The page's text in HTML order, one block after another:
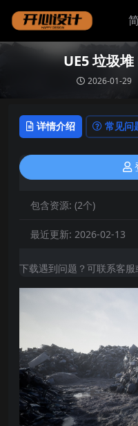
UE5 垃圾
2026-01-29
详情介绍 常见问
包含资源: (2个)
最近更新: 2026-02-13
下载遇到问题？可联系客服